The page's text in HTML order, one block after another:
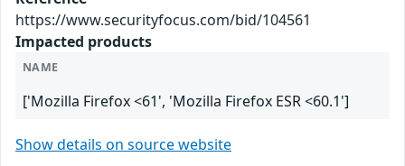
https://www.securityfocus.com/bid/104561
Impacted products
NAME
['Mozilla Firefox <61', 'Mozilla Firefox ESR <60.1']
Show details on source website